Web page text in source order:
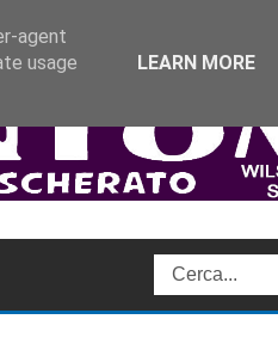
agent
usage
LEARN MORE